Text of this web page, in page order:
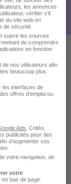
les annonces
vérifier s'il
du site web en
de sécurité.
suivre les sources
de comprendre
en fonction
de nos utilisateurs afin
beaucoup plus
les interfaces de
offres d'emploi ou
Ads , Critéo,
publicités pour des
d’augmenter vos
votre navigation, de
votre
en bas de page.